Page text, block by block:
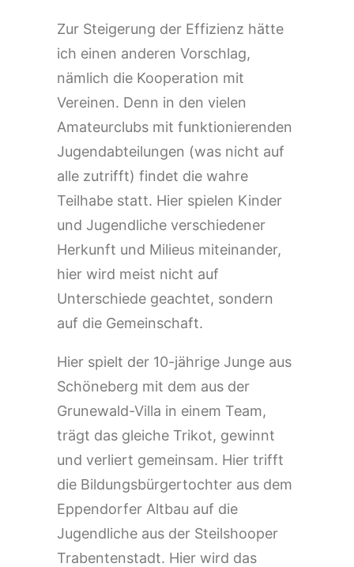
Zur Steigerung der Effizienz hätte
ich einen anderen Vorschlag,
nämlich die Kooperation mit
Vereinen. Denn in den vielen
Amateurclubs mit funktionierenden
Jugendabteilungen (was nicht auf
alle zutrifft) findet die wahre
Teilhabe statt. Hier spielen Kinder
und Jugendliche verschiedener
Herkunft und Milieus miteinander,
hier wird meist nicht auf
Unterschiede geachtet, sondern
auf die Gemeinschaft.
Hier spielt der 10-jährige Junge aus
Schöneberg mit dem aus der
Grunewald-Villa in einem Team,
trägt das gleiche Trikot, gewinnt
und verliert gemeinsam. Hier trifft
die Bildungsbürgertochter aus dem
Eppendorfer Altbau auf die
Jugendliche aus der Steilshooper
Trabentenstadt. Hier wird das